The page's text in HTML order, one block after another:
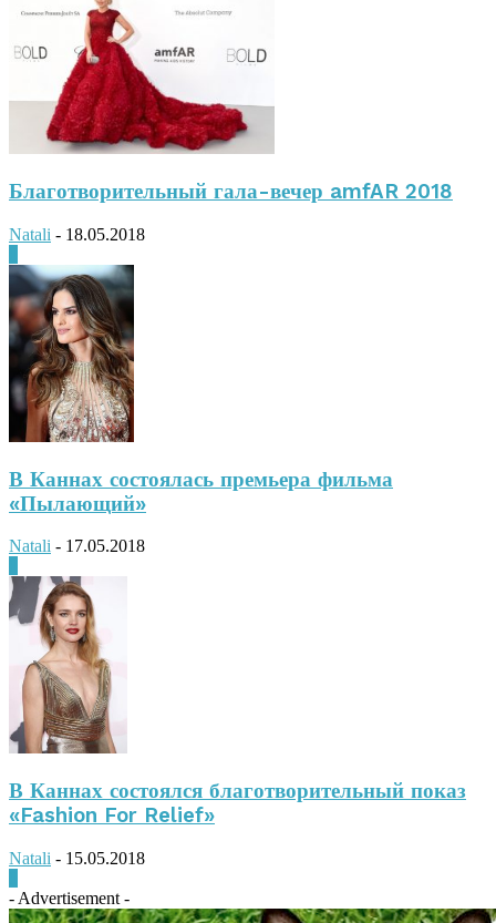
Благотворительный гала-вечер amfAR 2018
Natali - 18.05.2018
В Каннах состоялась премьера фильма
«Пылающий»
Natali - 17.05.2018
В Каннах состоялся благотворительный показ
«Fashion For Relief»
Natali - 15.05.2018
- Advertisement -